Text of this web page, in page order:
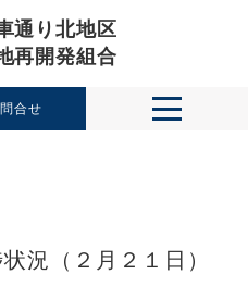
通り北地区
再開発組合
合せ
況（２月２１日）